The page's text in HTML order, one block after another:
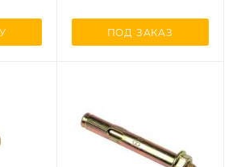
ПОД ЗАКАЗ